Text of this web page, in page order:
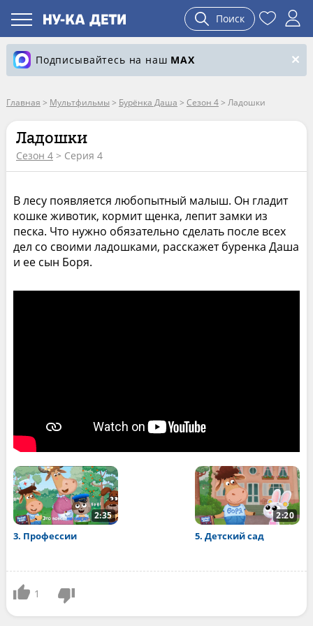
Поиск
Подписывайтесь на наш MAX
Главная > Мультфильмы > Бурёнка Даша > Сезон 4> Ладошки
Ладошки
Сезон 4> Серия 4
В лесу появляется любопытный малыш. Он гладит
кошке животик, кормит щенка, лепит замки из
песка. Что нужно обязательно сделать после всех
дел со своими ладошками, расскажет буренка Даша
и ее сын Боря.
2:35
3. Профессии
2:20
5. Детский сад
1